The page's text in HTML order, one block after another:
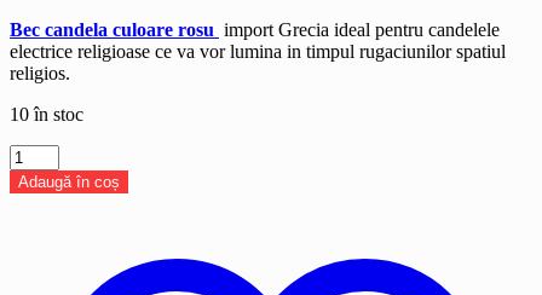
Bec candela culoare rosu import Grecia ideal pentru candelele
electrice religioase ce va vor lumina in timpul rugaciunilor spatiul
religios.
10 în stoc
Cantitate
Bec
candela
Adaugă în coș